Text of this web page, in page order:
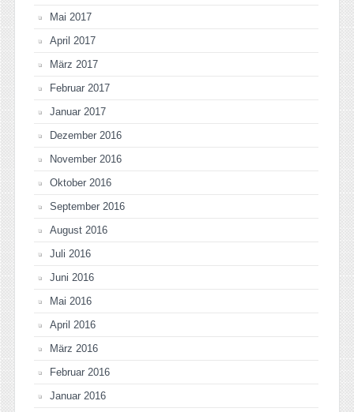
Mai 2017
April 2017
März 2017
Februar 2017
Januar 2017
Dezember 2016
November 2016
Oktober 2016
September 2016
August 2016
Juli 2016
Juni 2016
Mai 2016
April 2016
März 2016
Februar 2016
Januar 2016